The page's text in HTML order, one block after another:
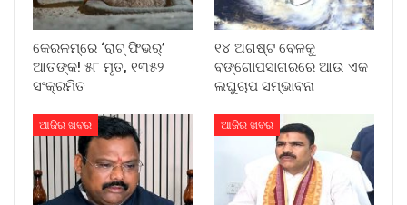
କେରଳମ୍‌ରେ ‘ରାଟ୍ ଫିଭର୍’
ଆତଙ୍କ! ୫୮ ମୃତ, ୧୩୫୨
ସଂକ୍ରମିତ
୧୪ ଅଗଷ୍ଟ ବେଳକୁ
ବଙ୍ଗୋପସାଗରରେ ଆଉ ଏକ
ଲଘୁଚାପ ସମ୍ଭାବନା
ଆଜିର ଖବର ଆଜିର ଖବର